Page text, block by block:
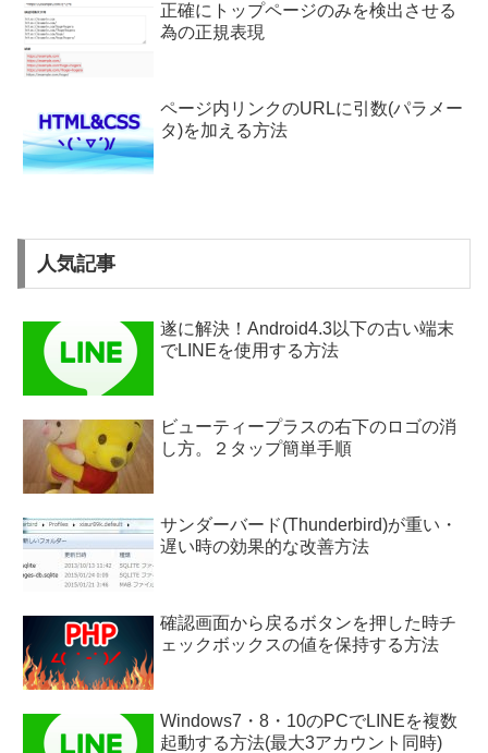
正確にトップページのみを検出させる
為の正規表現
ページ内リンクのURLに引数(パラメー
タ)を加える方法
人気記事
遂に解決！Android4.3以下の古い端末
でLINEを使用する方法
ビューティープラスの右下のロゴの消
し方。２タップ簡単手順
サンダーバード(Thunderbird)が重い・
遅い時の効果的な改善方法
確認画面から戻るボタンを押した時チ
ェックボックスの値を保持する方法
Windows7・8・10のPCでLINEを複数
起動する方法(最大3アカウント同時)